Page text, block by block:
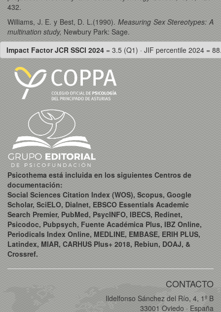
432.
Williams, J. E. y Best, D. L.(1990). Measuring Sex Stereotypes: A
multination study, Newbury Park: Sage.
Impact Factor JCR SSCI 2024 = 3.5 (Q1) · JIF percentile 2024 =
Psicothema está incluida en los siguientes Centros de
documentación:
Social Sciences Citation Index (WOS), Scopus, Google
Scholar, SciELO, Dialnet, EBSCO Essentials Academic
Search Premier, PubMed, PsycINFO, IBECS, Redinet,
Psicodoc, Pubpsych, Fuente Académica Plus, IBZ Online,
Periodicals Index Online, MEDLINE, EMBASE, ERIH PLUS,
Latindex, MIAR, CARHUS Plus+ 2018, Rebiun, DOAJ, &
Crossref.
CONTACTO
Ildelfonso Sánchez del Río, 4, 1º B
33001 Oviedo · España